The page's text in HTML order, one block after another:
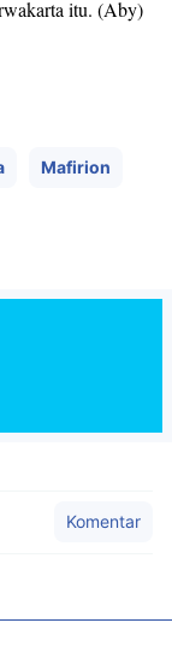
itu. (Aby)
Mafirion
Komentar